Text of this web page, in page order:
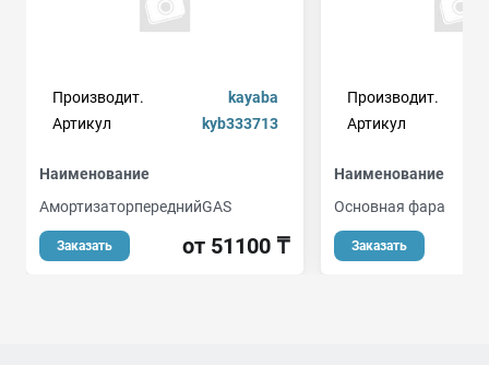
Производит.
kayaba
Артикул
kyb333713
Наименование
АмортизаторпереднийGAS
Заказать от 51100 ₸
Производит.
Артикул
Наименование
Основная фара
Заказать